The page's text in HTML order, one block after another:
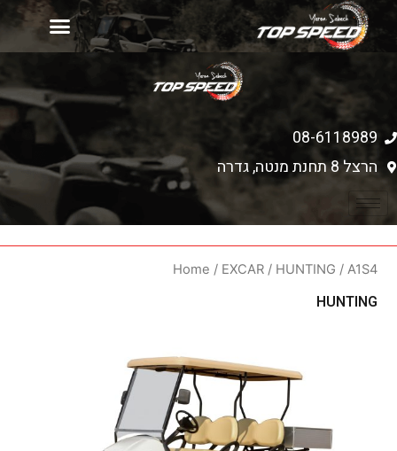
08-6118989
הרצל 8 תחנת מנטה, גדרה
Home / EXCAR/ HUNTING / A1S4
HUNTING